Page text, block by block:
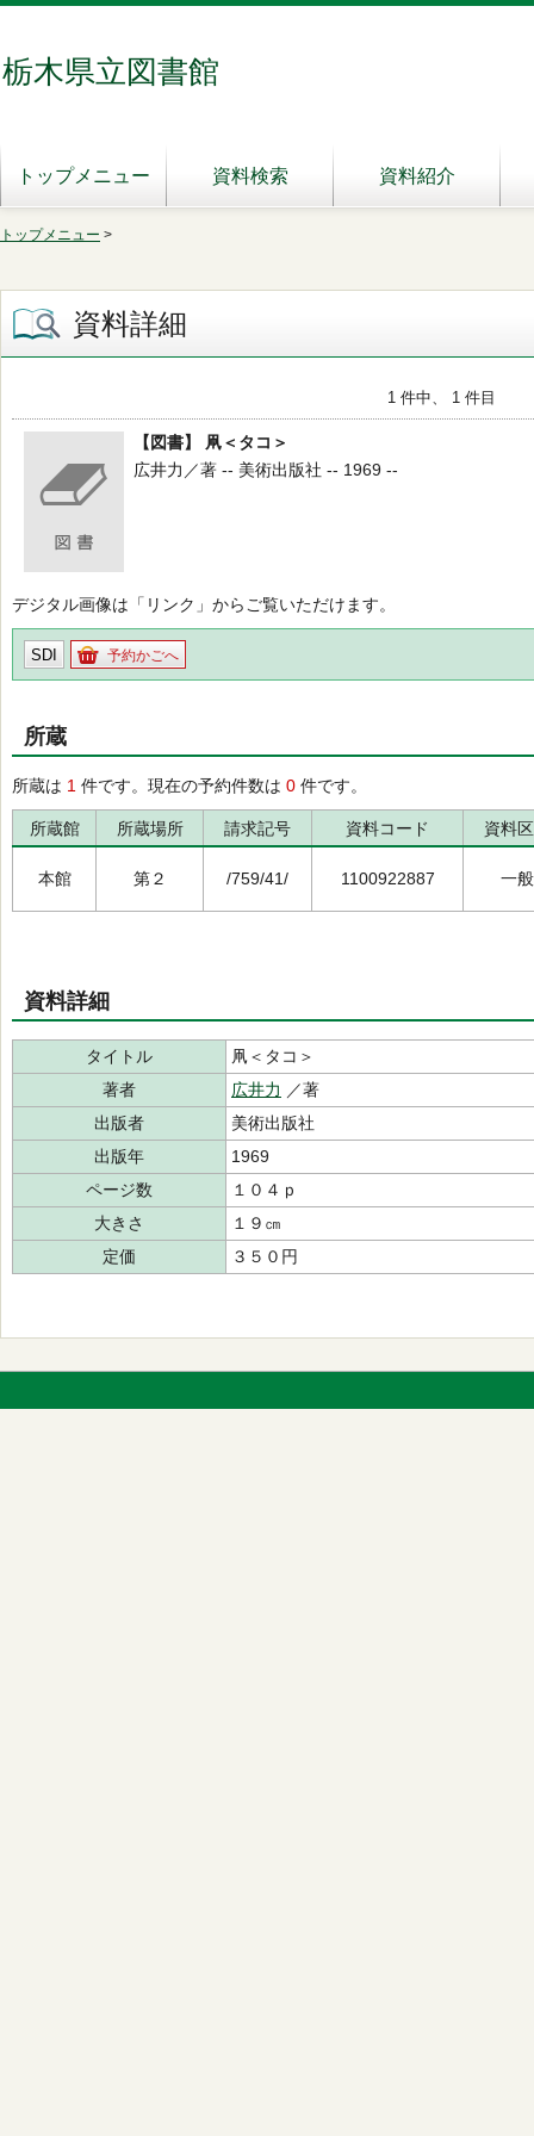
栃木県立図書館
トップメニュー 資料検索 資料紹介
トップメニュー >
資料詳細
1 件中、 1 件目
【図書】 凧＜タコ＞
広井力／著 -- 美術出版社 -- 1969 --
デジタル画像は「リンク」からご覧いただけます。
SDI 予約かごへ
所蔵
所蔵は 1 件です。現在の予約件数は 0 件です。
所蔵館 所蔵場所 請求記号 資料コード 資料
本館 第２ /759/41/ 1100922887 一般
資料詳細
タイトル
凧＜タコ＞
著者
広井力 ／著
出版者
美術出版社
出版年
1969
ページ数
１０４ｐ
大きさ
１９㎝
定価
３５０円